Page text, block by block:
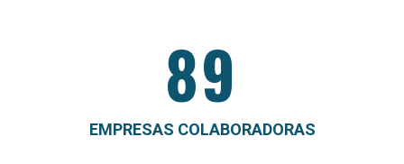
89
EMPRESAS COLABORADORAS